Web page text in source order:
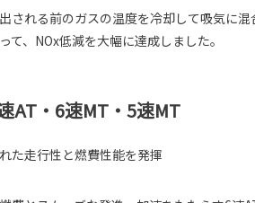
される前のガスの温度を冷却して吸気に
て、NOx低減を大幅に達成しました。
AT・6速MT・5速MT
た走行性と燃費性能を発揮